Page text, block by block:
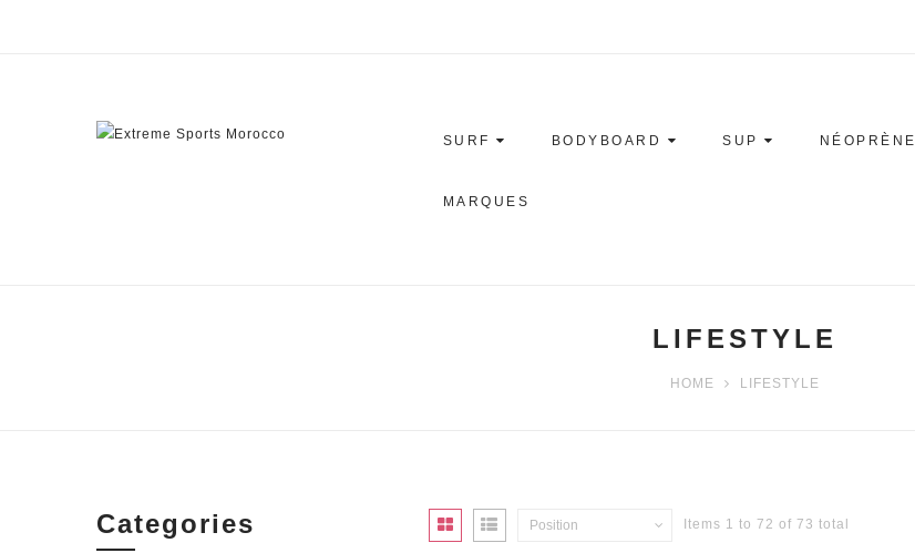
SURF BODYBOARD SUP NÉOPRÈNE
MARQUES
LIFESTYLE
HOME LIFESTYLE
Position Items 1 to 72 of 73 total
Categories